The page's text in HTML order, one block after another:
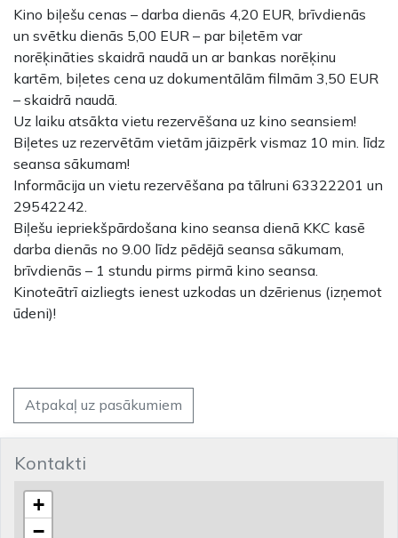
Kino biļešu cenas – darba dienās 4,20 EUR, brīvdienās
un svētku dienās 5,00 EUR – par biļetēm var
norēķināties skaidrā naudā un ar bankas norēķinu
kartēm, biļetes cena uz dokumentālām filmām 3,50 EUR
– skaidrā naudā.
Uz laiku atsākta vietu rezervēšana uz kino seansiem!
Biļetes uz rezervētām vietām jāizpērk vismaz 10 min. līdz
seansa sākumam!
Informācija un vietu rezervēšana pa tālruni 63322201 un
29542242.
Biļešu iepriekšpārdošana kino seansa dienā KKC kasē
darba dienās no 9.00 līdz pēdējā seansa sākumam,
brīvdienās – 1 stundu pirms pirmā kino seansa.
Kinoteātrī aizliegts ienest uzkodas un dzērienus (izņemot
ūdeni)!
Atpakaļ uz pasākumiem
Kontakti
+
−